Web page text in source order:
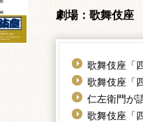
劇場：歌舞伎座
歌舞伎座「
歌舞伎座「
仁左衛門が
歌舞伎座「